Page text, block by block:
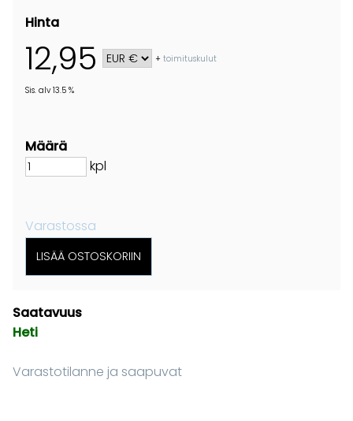
Hinta
12,95 +toimituskulut
Sis. alv 13.5 %
Määrä
kpl
Varastossa
Saatavuus
Heti
Varastotilanne ja saapuvat